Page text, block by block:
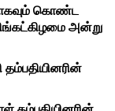
கொண்ட
அன்று